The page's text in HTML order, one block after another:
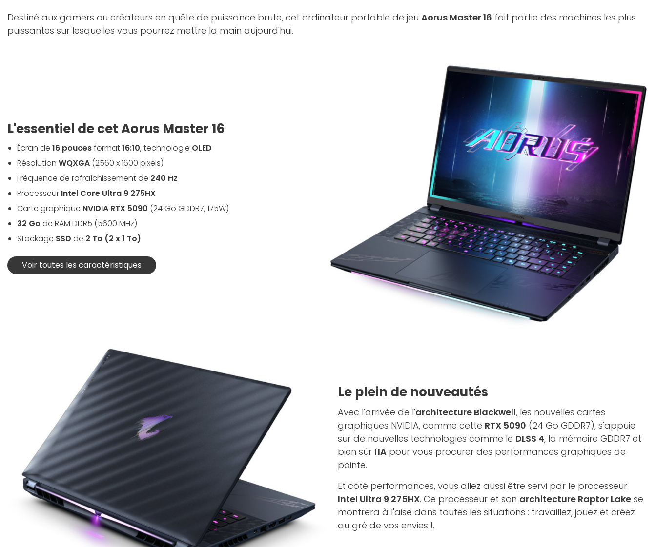
Destiné aux gamers ou créateurs en quête de puissance brute, cet ordinateur portable de jeu Aorus Master 16 fait partie des machines les plus
puissantes sur lesquelles vous pourrez mettre la main aujourd'hui.
L'essentiel de cet Aorus Master 16
Écran de 16 poucesformat16:10, technologie OLED
Résolution WQXGA (2560 x 1600 pixels)
Fréquence de rafraîchissement de 240 Hz
Processeur Intel Core Ultra 9 275HX
Carte graphique NVIDIA RTX 5090 (24 Go GDDR7, 175W)
32 Go de RAM DDR5 (5600 MHz)
Stockage SSD de 2 To (2 x 1 To)
Voir toutes les caractéristiques
Le plein de nouveautés
Avec l'arrivée de l'architecture Blackwell, les nouvelles cartes
graphiques NVIDIA, comme cette RTX 5090 (24 Go GDDR7), s'appuie
sur de nouvelles technologies comme le DLSS 4, la mémoire GDDR7 et
bien sûr l'IA pour vous procurer des performances graphiques de
pointe.
Et côté performances, vous allez aussi être servi par le processeur
Intel Ultra 9 275HX. Ce processeur et son architecture Raptor Lake se
montrera à l'aise dans toutes les situations : travaillez, jouez et créez
au gré de vos envies !.